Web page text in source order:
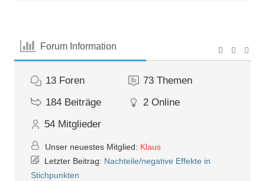
Forum Information
13 Foren 73 Themen
184 Beiträge 2 Online
54 Mitglieder
Unser neuestes Mitglied: Klaus
Letzter Beitrag: Nachteile/negative Effekte in
Stichpunkten